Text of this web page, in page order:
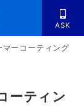
ASK
ーコーティング
ーティン